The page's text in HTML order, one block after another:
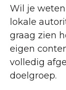
Wil je
lokale
graag zien
eigen
volledig
doelgroep.